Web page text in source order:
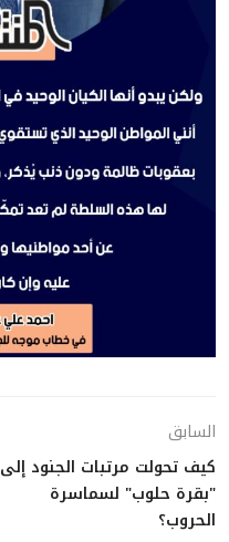
السابق
كيف تحولت مرتبات الجنود إلى
"بقرة حلوب" لسماسرة
الحروب؟